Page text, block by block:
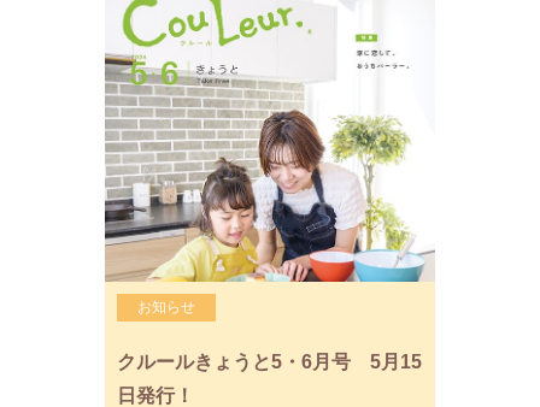
お知らせ
クルールきょうと5・6月号 5月15
日発行！